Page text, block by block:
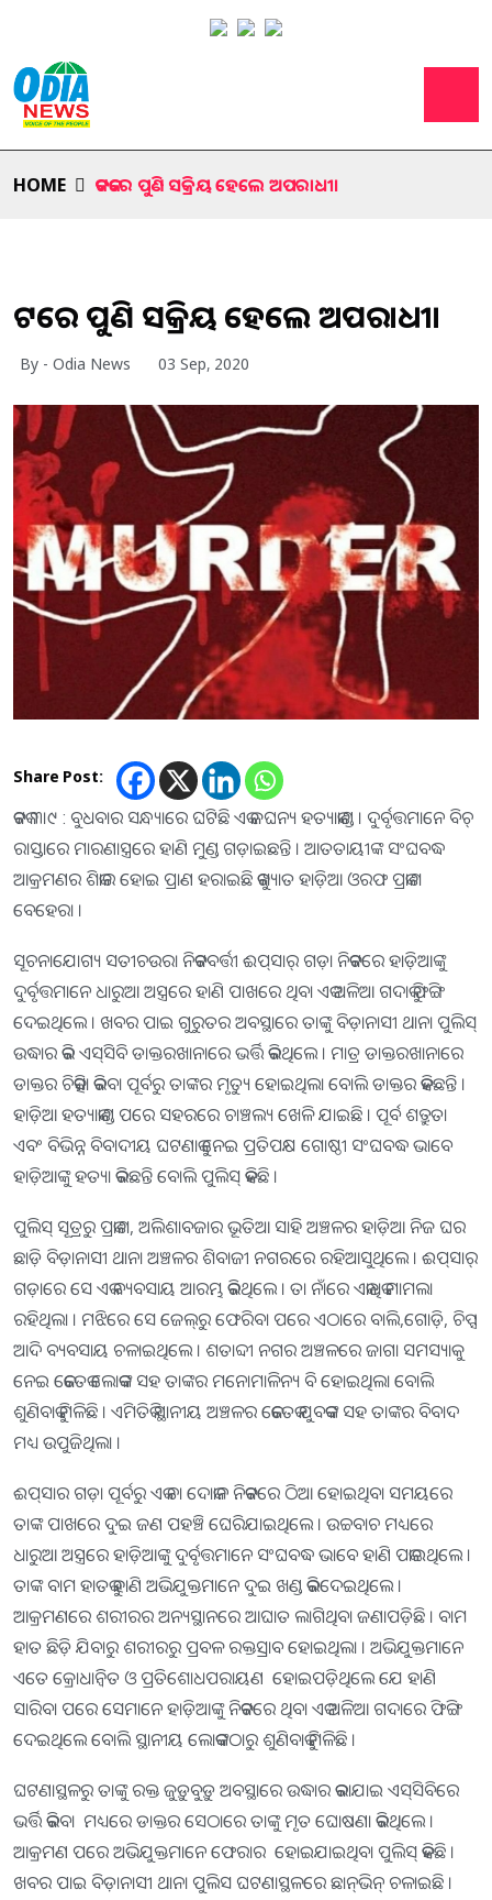
HOME କଟକରେ ପୁଣି ସକ୍ରିୟ ହେଲେ ଅପରାଧୀ।
କଟକରେ ପୁଣି ସକ୍ରିୟ ହେଲେ ଅପରାଧୀ।
By - Odia News 03 Sep, 2020
Share Post:
କଟକ ୩।୯ : ବୁଧବାର ସନ୍ଧ୍ୟାରେ ଘଟିଛି ଏକ ଜଘନ୍ୟ ହତ୍ୟାକାଣ୍ଡ । ଦୁର୍ବୃତ୍ତମାନେ ବିଚ୍‌
ରାସ୍ତାରେ ମାରଣାସ୍ତ୍ରରେ ହାଣି ମୁଣ୍ଡ ଗଡ଼ାଇଛନ୍ତି । ଆତତାୟୀଙ୍କ ସଂଘବଦ୍ଧ
ଆକ୍ରମଣର ଶିକାର ହୋଇ ପ୍ରାଣ ହରାଇଛି କୁଖ୍ୟାତ ହାଡ଼ିଆ ଓରଫ ପ୍ରକାଶ
ବେହେରା ।
ସୂଚନାଯୋଗ୍ୟ ସତୀଚଉରା ନିକଟବର୍ତ୍ତୀ ଈପ୍‌ସାର୍‌ ଗଡ଼ା ନିକଟରେ ହାଡ଼ିଆଙ୍କୁ
ଦୁର୍ବୃତ୍ତମାନେ ଧାରୁଆ ଅସ୍ତ୍ରରେ ହାଣି ପାଖରେ ଥିବା ଏକ ଅଳିଆ ଗଦାକୁ ଫିଙ୍ଗି
ଦେଇଥିଲେ । ଖବର ପାଇ ଗୁରୁତର ଅବସ୍ଥାରେ ତାଙ୍କୁ ବିଡ଼ାନାସୀ ଥାନା ପୁଲିସ୍‌
ଉଦ୍ଧାର କରି ଏସ୍‌ସିବି ଡାକ୍ତରଖାନାରେ ଭର୍ତ୍ତି କରିଥିଲେ । ମାତ୍ର ଡାକ୍ତରଖାନାରେ
ଡାକ୍ତର ଚିକିତ୍ସା କରିବା ପୂର୍ବରୁ ତାଙ୍କର ମୃତ୍ୟୁ ହୋଇଥିଲା ବୋଲି ଡାକ୍ତର କହିଛନ୍ତି ।
ହାଡ଼ିଆ ହତ୍ୟାକାଣ୍ଡ ପରେ ସହରରେ ଚାଞ୍ଚଲ୍ୟ ଖେଳି ଯାଇଛି । ପୂର୍ବ ଶତ୍ରୁତା
ଏବଂ ବିଭିନ୍ନ ବିବାଦୀୟ ଘଟଣାକୁ ନେଇ ପ୍ରତିପକ୍ଷ ଗୋଷ୍ଠୀ ସଂଘବଦ୍ଧ ଭାବେ
ହାଡ଼ିଆଙ୍କୁ ହତ୍ୟା କରିଛନ୍ତି ବୋଲି ପୁଲିସ୍‌ କହିଛି ।
ପୁଲିସ୍‌ ସୂତ୍ରରୁ ପ୍ରକାଶ, ଅଲିଶାବଜାର ଭୂତିଆ ସାହି ଅଞ୍ଚଳର ହାଡ଼ିଆ ନିଜ ଘର
ଛାଡ଼ି ବିଡ଼ାନାସୀ ଥାନା ଅଞ୍ଚଳର ଶିବାଜୀ ନଗରରେ ରହିଆସୁଥିଲେ । ଈପ୍‌ସାର୍‌
ଗଡ଼ାରେ ସେ ଏକ ବ୍ୟବସାୟ ଆରମ୍ଭ କରିଥିଲେ । ତା ନାଁରେ ଏକାଧିକ ମାମଲା
ରହିଥିଲା । ମଝିରେ ସେ ଜେଲ୍‌ରୁ ଫେରିବା ପରେ ଏଠାରେ ବାଲି,ଗୋଡ଼ି, ଚିପ୍ସ
ଆଦି ବ୍ୟବସାୟ ଚଳାଇଥିଲେ । ଶତାବ୍ଦୀ ନଗର ଅଞ୍ଚଳରେ ଜାଗା ସମସ୍ୟାକୁ
ନେଇ କେତେକ ଲୋକଙ୍କ ସହ ତାଙ୍କର ମନୋମାଳିନ୍ୟ ବି ହୋଇଥିଲା ବୋଲି
ଶୁଣିବାକୁ ମିଳିଛି । ଏମିତିକି ସ୍ଥାନୀୟ ଅଞ୍ଚଳର କେତେକ ଯୁବକଙ୍କ ସହ ତାଙ୍କର ବିବାଦ
ମଧ୍ୟ ଉପୁଜିଥିଲା ।
ଈପ୍‌ସାର ଗଡ଼ା ପୂର୍ବରୁ ଏକ ଚା ଦୋକାନ ନିକଟରେ ଠିଆ ହୋଇଥିବା ସମୟରେ
ତାଙ୍କ ପାଖରେ ଦୁଇ ଜଣ ପହଞ୍ଚି ଘେରିଯାଇଥିଲେ । ଉଚ୍ଚବାଚ ମଧ୍ୟରେ
ଧାରୁଆ ଅସ୍ତ୍ରରେ ହାଡ଼ିଆଙ୍କୁ ଦୁର୍ବୃତ୍ତମାନେ ସଂଘବଦ୍ଧ ଭାବେ ହାଣି ପକାଇଥିଲେ ।
ତାଙ୍କ ବାମ ହାତକୁ ହାଣି ଅଭିଯୁକ୍ତମାନେ ଦୁଇ ଖଣ୍ଡ କରିଦେଇଥିଲେ ।
ଆକ୍ରମଣରେ ଶରୀରର ଅନ୍ୟସ୍ଥାନରେ ଆଘାତ ଲାଗିଥିବା ଜଣାପଡ଼ିଛି । ବାମ
ହାତ ଛିଡ଼ି ଯିବାରୁ ଶରୀରରୁ ପ୍ରବଳ ରକ୍ତସ୍ରାବ ହୋଇଥିଲା । ଅଭିଯୁକ୍ତମାନେ
ଏତେ କ୍ରୋଧାନ୍ୱିତ ଓ ପ୍ରତିଶୋଧପରାୟଣ ହୋଇପଡ଼ିଥିଲେ ଯେ ହାଣି
ସାରିବା ପରେ ସେମାନେ ହାଡ଼ିଆଙ୍କୁ ନିକଟରେ ଥିବା ଏକ ଅଳିଆ ଗଦାରେ ଫିଙ୍ଗି
ଦେଇଥିଲେ ବୋଲି ସ୍ଥାନୀୟ ଲୋକଙ୍କଠାରୁ ଶୁଣିବାକୁ ମିଳିଛି ।
ଘଟଣାସ୍ଥଳରୁ ତାଙ୍କୁ ରକ୍ତ ଜୁଡ଼ୁବୁଡ଼ୁ ଅବସ୍ଥାରେ ଉଦ୍ଧାର କରାଯାଇ ଏସ୍‌ସିବିରେ
ଭର୍ତ୍ତି କରିବା ମଧ୍ୟରେ ଡାକ୍ତର ସେଠାରେ ତାଙ୍କୁ ମୃତ ଘୋଷଣା କରିଥିଲେ ।
ଆକ୍ରମଣ ପରେ ଅଭିଯୁକ୍ତମାନେ ଫେରାର ହୋଇଯାଇଥିବା ପୁଲିସ୍‌ କହିଛି ।
ଖବର ପାଇ ବିଡ଼ାନାସୀ ଥାନା ପୁଲିସ ଘଟଣାସ୍ଥଳରେ ଛାନ୍‌ଭିନ୍‌ ଚଳାଇଛି ।